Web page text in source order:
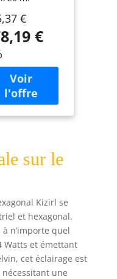
lavage
Y 120° et
90° et la
de type T et
directe et
Y peuvent
librement
pour
une forme de
a une
à 3
plus
et une
plus
Étanchéité :
IP54,
pour
€
€
sur le
Kizirl se
et hexagonal,
n’importe quel
Watts et émettant
cet éclairage est
une